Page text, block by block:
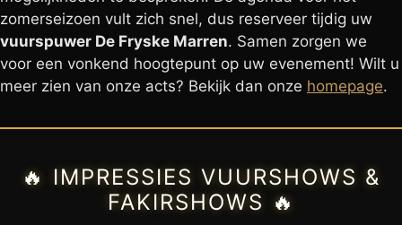
zomerseizoen vult zich snel, dus reserveer tijdig uw
vuurspuwer De Fryske Marren. Samen zorgen we
voor een vonkend hoogtepunt op uw evenement! Wilt u
meer zien van onze acts? Bekijk dan onze homepage.
🔥 IMPRESSIES VUURSHOWS &
FAKIRSHOWS 🔥